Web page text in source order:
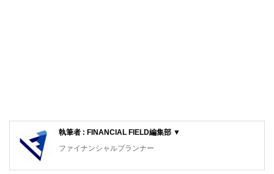
執筆者 : FINANCIAL FIELD編集部 ▼
ファイナンシャルプランナー
FinancialField編集部は、金融、経済に関する記事を、日々